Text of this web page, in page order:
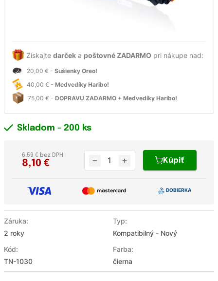
Získajte darček a poštovné ZADARMO pri nákupe nad:
20,00 € - Sušienky Oreo!
40,00 € - Medvedíky Haribo!
75,00 € - DOPRAVU ZADARMO + Medvedíky Haribo!
Záruka:
2 roky
Typ:
Kompatibilný - Nový
Kód:
TN-1030
Farba:
čierna
Skladom - 200 ks
8,10 €
6,59 € bez DPH
Kúpiť